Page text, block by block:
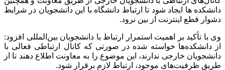
دانشکده ها ایجاد شود تا ارتباط دانشگاه با این دانشجویان در شرایط
دشوار قطع اینترنت از بین نرود.
وی با تأکید بر اهمیت استمرار ارتباط با دانشجویان بین‌المللی افزود:
از دانشکده‌ها خواسته شده در صورتی که کانال ارتباطی فعالی با
دانشجویان خارجی ندارند، این موضوع را به معاونت اطلاع دهند تا از
طریق ظرفیت‌های موجود، ارتباط لازم برقرار شود.